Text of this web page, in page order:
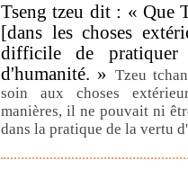
Tseng tzeu dit : « Que
[dans les choses
difficile de
d'humanité. » Tzeu
soin aux choses
manières, il ne pouvait ni
dans la pratique de la vertu